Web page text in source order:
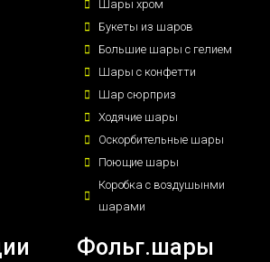
Шары хром
Букеты из шаров
Большие шары с гелием
Шары с конфетти
Шар сюрприз
Ходячие шары
Оскорбительные шары
Поющие шары
Коробка с воздушынми
шарами
Фольг.шары